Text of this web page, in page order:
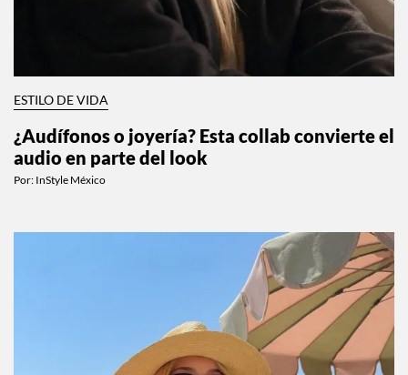
ESTILO DE VIDA
¿Audífonos o joyería? Esta collab convierte el
audio en parte del look
Por: InStyle México